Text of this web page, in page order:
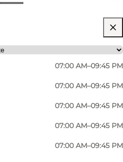
07:00 AM–09:45 PM
07:00 AM–09:45 PM
07:00 AM–09:45 PM
07:00 AM–09:45 PM
07:00 AM–09:45 PM
Mir selbst
in Ihren Ferien!